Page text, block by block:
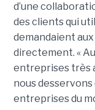
d’une
des clients qui
demandaient
directement. «
entreprises très
nous
entreprises du